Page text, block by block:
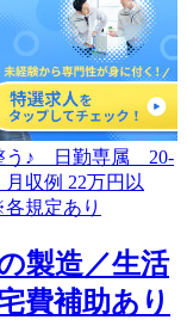
製造／生活
費補助あり